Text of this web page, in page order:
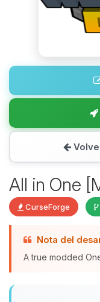
All in One
CurseForge
Nota del
A true moddedYupi,